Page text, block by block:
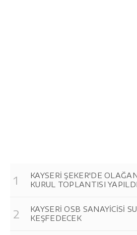
KAYSERİ ŞEKER'DE
KURUL TOPLANTISI YAPILDI
KAYSERİ OSB SANAYİCİSİ
KEŞFEDECEK